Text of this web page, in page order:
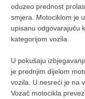
oduzeo prednost
smjera. Motociklom je
upisanu odgovarajuću
kategorijom vozila.
U pokušaju
je prednjim dijelom
vozila. U nesreći je na
Vozač motocikla